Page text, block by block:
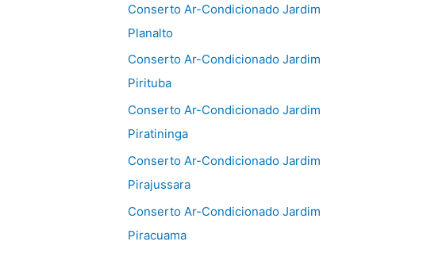
Conserto Ar-Condicionado Jardim
Planalto
Conserto Ar-Condicionado Jardim
Pirituba
Conserto Ar-Condicionado Jardim
Piratininga
Conserto Ar-Condicionado Jardim
Pirajussara
Conserto Ar-Condicionado Jardim
Piracuama